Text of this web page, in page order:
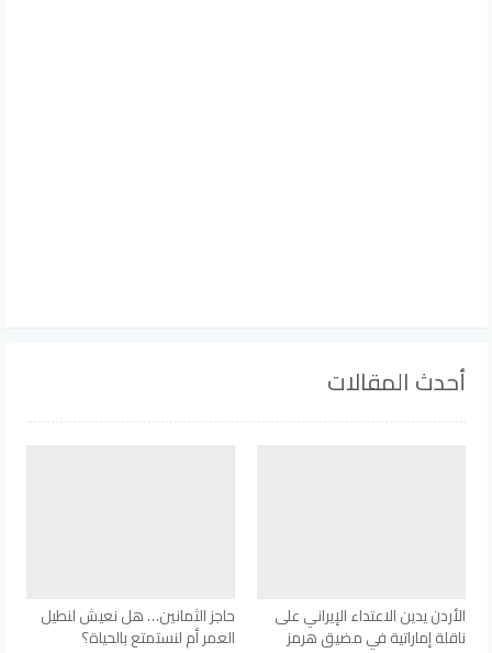
أحدث المقالات
الأردن يدين الاعتداء الإيراني على
ناقلة إماراتية في مضيق هرمز
حاجز الثمانين… هل نعيش لنطيل
العمر أم لنستمتع بالحياة؟